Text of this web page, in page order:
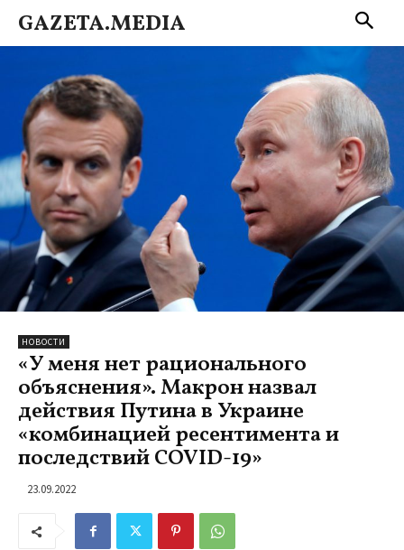
GAZETA.MEDIA
НОВОСТИ
«У меня нет рационального
объяснения». Макрон назвал
действия Путина в Украине
«комбинацией ресентимента и
последствий COVID-19»
23.09.2022